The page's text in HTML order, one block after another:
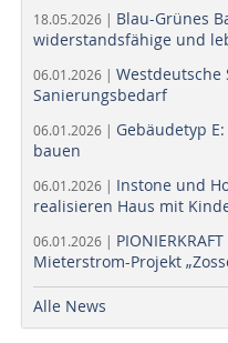
18.05.2026 | Blau-Grünes
widerstandsfähige und
06.01.2026 | Westdeutsche
Sanierungsbedarf
06.01.2026 | Gebäudetyp
bauen
06.01.2026 | Instone und
realisieren Haus mit
06.01.2026 |
Mieterstrom-Projekt
Alle News